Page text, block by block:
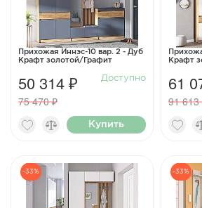
Прихожая Иннэс-10 вар. 2 - Дуб
Крафт золотой/Графит
50 314 ₽
75 470 ₽
Доступно
Купить
Крафт
61
91 613
-33% -33%